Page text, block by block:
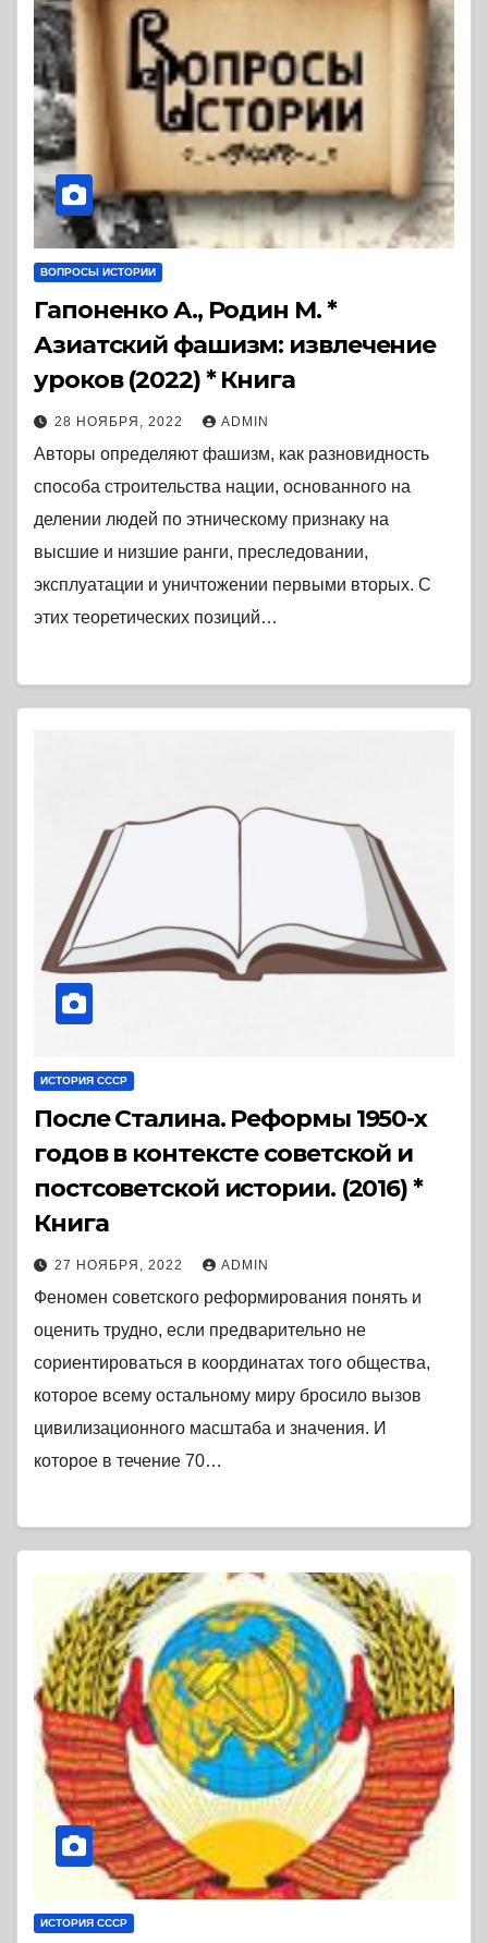
ВОПРОСЫ ИСТОРИИ
Гапоненко А., Родин М. *
Азиатский фашизм: извлечение
уроков (2022) * Книга
28 НОЯБРЯ, 2022 ADMIN
Авторы определяют фашизм, как разновидность
способа строительства нации, основанного на
делении людей по этническому признаку на
высшие и низшие ранги, преследовании,
эксплуатации и уничтожении первыми вторых. С
этих теоретических позиций…
ИСТОРИЯ СССР
После Сталина. Реформы 1950-х
годов в контексте советской и
постсоветской истории. (2016) *
Книга
27 НОЯБРЯ, 2022 ADMIN
Феномен советского реформирования понять и
оценить трудно, если предварительно не
сориентироваться в координатах того общества,
которое всему остальному миру бросило вызов
цивилизационного масштаба и значения. И
которое в течение 70…
ИСТОРИЯ СССР